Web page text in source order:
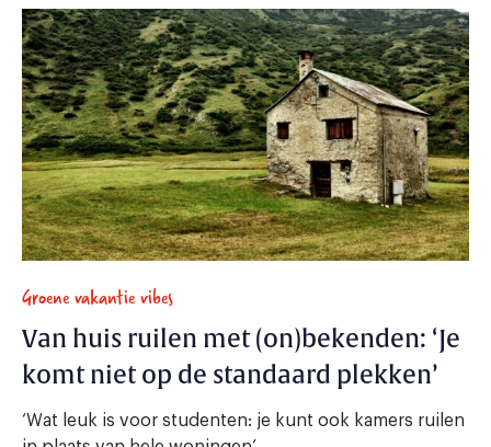
Groene vakantie vibes
Van huis ruilen met (on)bekenden: ‘Je
komt niet op de standaard plekken’
‘Wat leuk is voor studenten: je kunt ook kamers ruilen